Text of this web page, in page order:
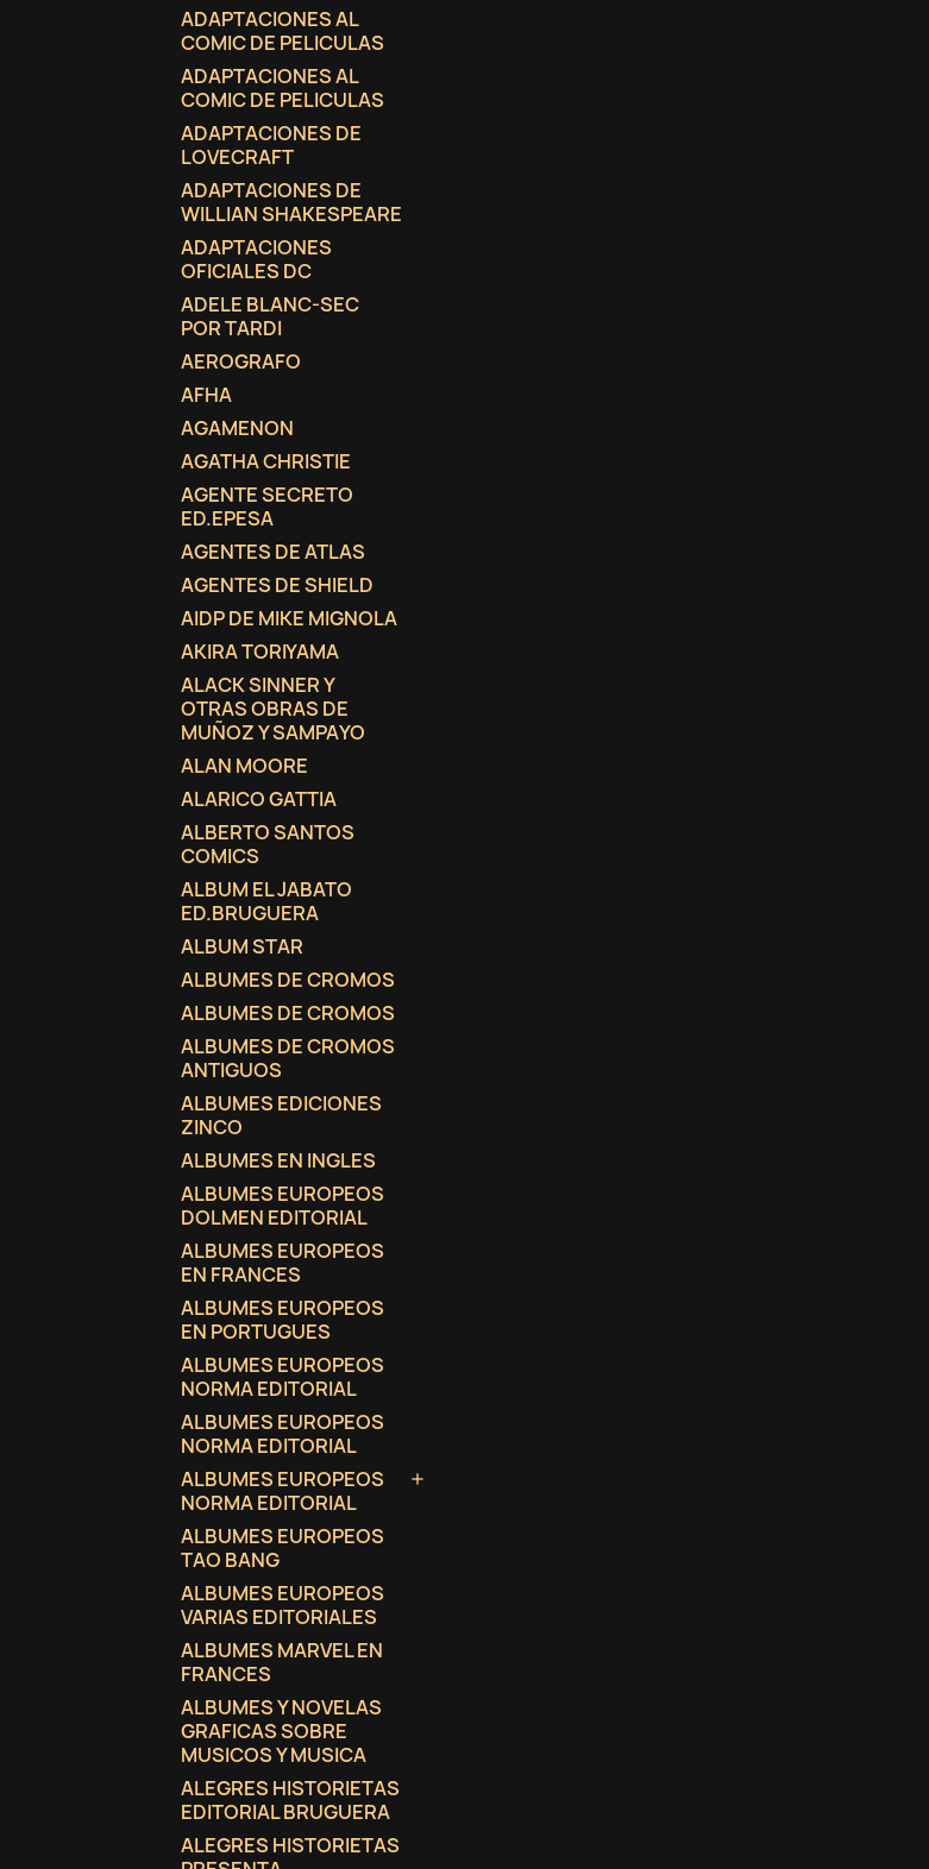
ADAPTACIONES AL
COMIC DE PELICULAS
ADAPTACIONES AL
COMIC DE PELICULAS
ADAPTACIONES DE
LOVECRAFT
ADAPTACIONES DE
WILLIAN SHAKESPEARE
ADAPTACIONES
OFICIALES DC
ADELE BLANC-SEC
POR TARDI
AEROGRAFO
AFHA
AGAMENON
AGATHA CHRISTIE
AGENTE SECRETO
ED.EPESA
AGENTES DE ATLAS
AGENTES DE SHIELD
AIDP DE MIKE MIGNOLA
AKIRA TORIYAMA
ALACK SINNER Y
OTRAS OBRAS DE
MUÑOZ Y SAMPAYO
ALAN MOORE
ALARICO GATTIA
ALBERTO SANTOS
COMICS
ALBUM EL JABATO
ED.BRUGUERA
ALBUM STAR
ALBUMES DE CROMOS
ALBUMES DE CROMOS
ALBUMES DE CROMOS
ANTIGUOS
ALBUMES EDICIONES
ZINCO
ALBUMES EN INGLES
ALBUMES EUROPEOS
DOLMEN EDITORIAL
ALBUMES EUROPEOS
EN FRANCES
ALBUMES EUROPEOS
EN PORTUGUES
ALBUMES EUROPEOS
NORMA EDITORIAL
ALBUMES EUROPEOS
NORMA EDITORIAL
ALBUMES EUROPEOS
NORMA EDITORIAL

ALBUMES EUROPEOS
TAO BANG
ALBUMES EUROPEOS
VARIAS EDITORIALES
ALBUMES MARVEL EN
FRANCES
ALBUMES Y NOVELAS
GRAFICAS SOBRE
MUSICOS Y MUSICA
ALEGRES HISTORIETAS
EDITORIAL BRUGUERA
ALEGRES HISTORIETAS